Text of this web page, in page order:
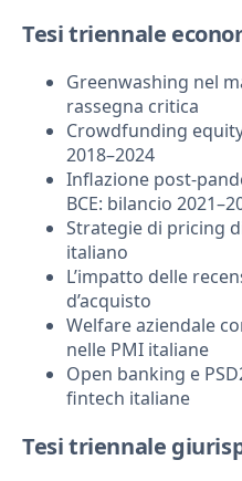
Tesi triennale
Greenwashing nel
rassegna critica
Crowdfunding
2018–2024
Inflazione post-
BCE: bilancio
Strategie di pricing
italiano
L’impatto delle
d’acquisto
Welfare aziendale
nelle PMI italiane
Open banking e
fintech italiane
Tesi triennale